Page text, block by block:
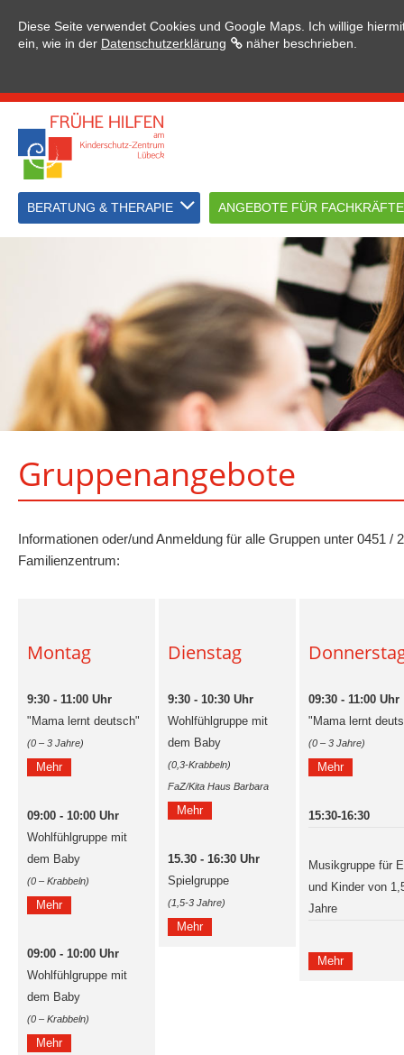
Diese Seite verwendet Cookies und Google Maps. Ich willige
ein, wie in der Datenschutzerklärung näher beschrieben.
BERATUNG & THERAPIE ANGEBOTE FÜR FACHKRÄFTE
Gruppenangebote
Informationen oder/und Anmeldung für alle Gruppen unter 0451 /
Familienzentrum:
Montag
9:30 - 11:00 Uhr
"Mama lernt deutsch"
(0 – 3 Jahre)
Mehr
09:00 - 10:00 Uhr
Wohlfühlgruppe mit
dem Baby
(0 – Krabbeln)
Mehr
09:00 - 10:00 Uhr
Wohlfühlgruppe mit
dem Baby
(0 – Krabbeln)
Mehr
Dienstag
9:30 - 10:30 Uhr
Wohlfühlgruppe mit
dem Baby
(0,3-Krabbeln)
FaZ/Kita Haus Barbara
Mehr
15.30 - 16:30 Uhr
Spielgruppe
(1,5-3 Jahre)
Mehr
09:30 - 11:00 Uhr
"Mama lernt
(0 – 3 Jahre)
Mehr
15:30-16:30
Musikgruppe für
und Kinder von
Jahre
Mehr